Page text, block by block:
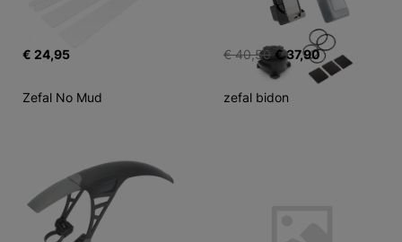
€ 24,95 € 40,50 € 37,90
Zefal No Mud zefal bidon